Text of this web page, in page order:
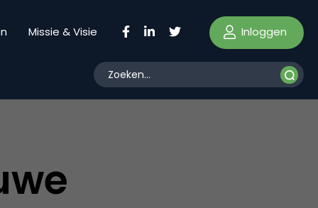
Missie & Visie Inloggen